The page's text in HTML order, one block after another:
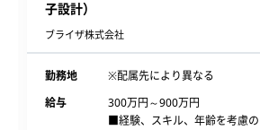
子設計）
ブライザ株式会社
勤務地
※配属先により異なる
給与
300万円～900万円
■経験、スキル、年齢を考慮の